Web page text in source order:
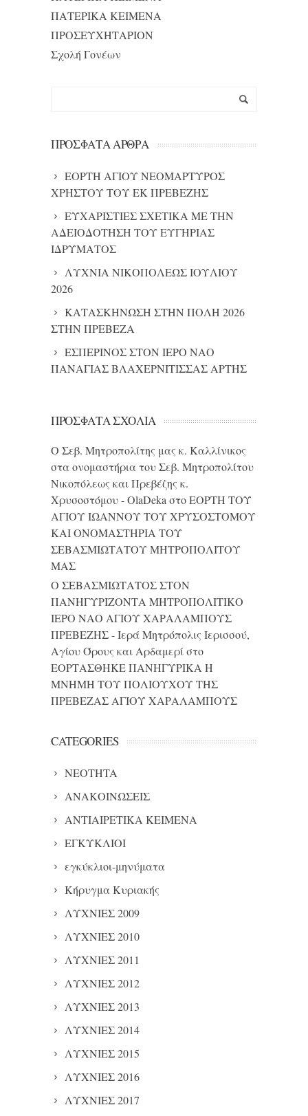
ΠΑΤΕΡΙΚΑ ΚΕΙΜΕΝΑ
ΠΡΟΣΕΥΧΗΤΑΡΙΟΝ
Σχολή Γονέων
ΠΡΌΣΦΑΤΑ ΆΡΘΡΑ
ΕΟΡΤΗ ΑΓΙΟΥ ΝΕΟΜΑΡΤΥΡΟΣ
ΧΡΗΣΤΟΥ ΤΟΥ ΕΚ ΠΡΕΒΕΖΗΣ
ΕΥΧΑΡΙΣΤΙΕΣ ΣΧΕΤΙΚΑ ΜΕ ΤΗΝ
ΑΔΕΙΟΔΟΤΗΣΗ ΤΟΥ ΕΥΓΗΡΙΑΣ
ΙΔΡΥΜΑΤΟΣ
ΛΥΧΝΙΑ ΝΙΚΟΠΟΛΕΩΣ ΙΟΥΛΙΟΥ
2026
ΚΑΤΑΣΚΗΝΩΣΗ ΣΤΗΝ ΠΟΛΗ 2026
ΣΤΗΝ ΠΡΕΒΕΖΑ
ΕΣΠΕΡΙΝΟΣ ΣΤΟΝ ΙΕΡΟ ΝΑΟ
ΠΑΝΑΓΙΑΣ ΒΛΑΧΕΡΝΙΤΙΣΣΑΣ ΑΡΤΗΣ
ΠΡΌΣΦΑΤΑ ΣΧΌΛΙΑ
Ο Σεβ. Μητροπολίτης μας κ. Καλλίνικος
στα ονομαστήρια του Σεβ. Μητροπολίτου
Νικοπόλεως και Πρεβέζης κ.
Χρυσοστόμου - OlaDeka στοΕΟΡΤΗ ΤΟΥ
ΑΓΙΟΥ ΙΩΑΝΝΟΥ ΤΟΥ ΧΡΥΣΟΣΤΟΜΟΥ
ΚΑΙ ONΟΜΑΣΤΗΡΙΑ ΤΟΥ
ΣΕΒΑΣΜΙΩΤΑΤΟΥ ΜΗΤΡΟΠΟΛΙΤΟΥ
ΜΑΣ
Ο ΣΕΒΑΣΜΙΩΤΑΤΟΣ ΣΤΟΝ
ΠΑΝΗΓΥΡΙΖΟΝΤΑ ΜΗΤΡΟΠΟΛΙΤΙΚΟ
ΙΕΡΟ ΝΑΟ ΑΓΙΟΥ ΧΑΡΑΛΑΜΠΟΥΣ
ΠΡΕΒΕΖΗΣ - Ιερά Μητρόπολις Ιερισσού,
Αγίου Όρους και Αρδαμερίστο
ΕΟΡΤΑΣΘΗΚΕ ΠΑΝΗΓΥΡΙΚΑ Η
ΜΝΗΜΗ ΤΟΥ ΠΟΛΙΟΥΧΟΥ ΤΗΣ
ΠΡΕΒΕΖΑΣ ΑΓΙΟΥ ΧΑΡΑΛΑΜΠΟΥΣ
CATEGORIES
NEOTHTA
ΑΝΑΚΟΙΝΩΣΕΙΣ
ΑΝΤΙΑΙΡΕΤΙΚΑ ΚΕΙΜΕΝΑ
ΕΓΚΥΚΛΙΟΙ
εγκύκλιοι-μηνύματα
Κήρυγμα Κυριακής
ΛΥΧΝΙΕΣ 2009
ΛΥΧΝΙΕΣ 2010
ΛΥΧΝΙΕΣ 2011
ΛΥΧΝΙΕΣ 2012
ΛΥΧΝΙΕΣ 2013
ΛΥΧΝΙΕΣ 2014
ΛΥΧΝΙΕΣ 2015
ΛΥΧΝΙΕΣ 2016
ΛΥΧΝΙΕΣ 2017